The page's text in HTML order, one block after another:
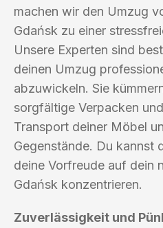
machen wir den Umzug
Gdańsk zu einer
Unsere Experten sind
deinen Umzug
abzuwickeln. Sie
sorgfältige Verpacken
Transport deiner Möbel
Gegenstände. Du kannst
deine Vorfreude auf dein
Gdańsk konzentrieren.
Zuverlässigkeit und